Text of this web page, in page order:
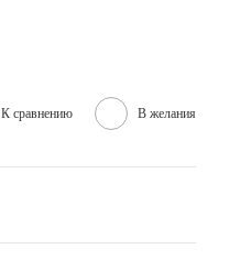
К сравнению В желания